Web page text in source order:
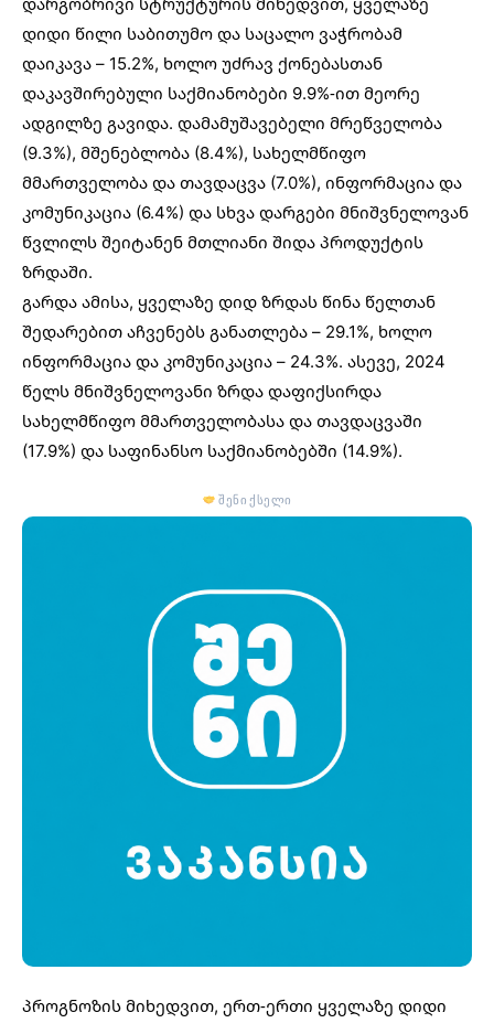
დიდი წილი საბითუმო და საცალო ვაჭრობამ
დაიკავა – 15.2%, ხოლო უძრავ ქონებასთან
დაკავშირებული საქმიანობები 9.9%-ით მეორე
ადგილზე გავიდა. დამამუშავებელი მრეწველობა
(9.3%), მშენებლობა (8.4%), სახელმწიფო
მმართველობა და თავდაცვა (7.0%), ინფორმაცია და
კომუნიკაცია (6.4%) და სხვა დარგები მნიშვნელოვან
წვლილს შეიტანენ მთლიანი შიდა პროდუქტის
ზრდაში.
გარდა ამისა, ყველაზე დიდ ზრდას წინა წელთან
შედარებით აჩვენებს განათლება – 29.1%, ხოლო
ინფორმაცია და კომუნიკაცია – 24.3%. ასევე, 2024
წელს მნიშვნელოვანი ზრდა დაფიქსირდა
სახელმწიფო მმართველობასა და თავდაცვაში
(17.9%) და საფინანსო საქმიანობებში (14.9%).
შენი ქსელი
პროგნოზის მიხედვით, ერთ-ერთი ყველაზე დიდი